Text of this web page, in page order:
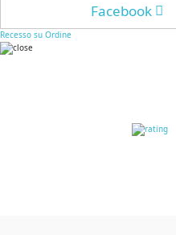
Facebook
Recesso su Ordine